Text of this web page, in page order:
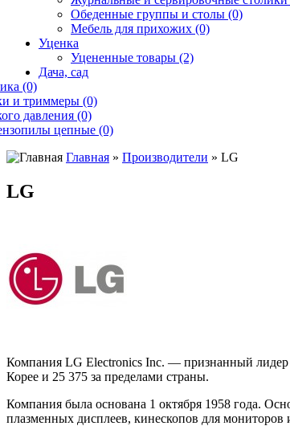
Обеденные группы и столы (0)
Мебель для прихожих (0)
Уценка
Уцененные товары (2)
Дача, сад
(0)
и триммеры (0)
давления (0)
цепные (0)
Главная » Производители » LG
LG
Компания LG Electronics Inc. — признанный лидер
Корее и 25 375 за пределами страны.
Компания была основана 1 октября 1958 года.
плазменных дисплеев, кинескопов для мониторов